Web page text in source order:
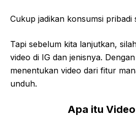
Cukup jadikan konsumsi pribadi
Tapi sebelum kita lanjutkan,
video di IG dan jenisnya.
menentukan video dari fitur
unduh.
Apa itu Video